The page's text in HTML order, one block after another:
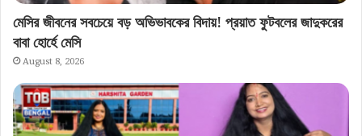
মেসির জীবনের সবচেয়ে বড় অভিভাবকের বিদায়! প্রয়াত ফুটবলের জাদুকরের
বাবা হোর্হে মেসি
August 8, 2026